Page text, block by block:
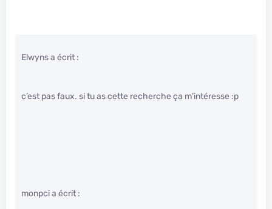
Elwyns a écrit :
c’est pas faux. si tu as cette recherche ça m’intéresse :p
monpci a écrit :